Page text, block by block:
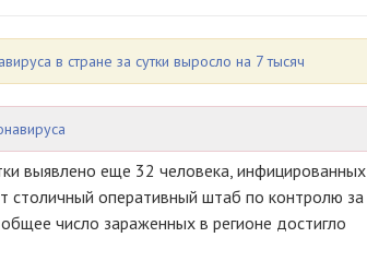
в стране за сутки выросло на 7 тысяч
выявлено еще 32 человека, инфицированных
столичный оперативный штаб по контролю за
число зараженных в регионе достигло